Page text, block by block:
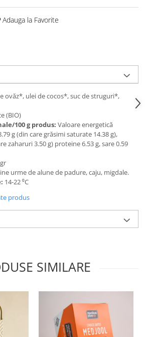
Adauga la Favorite
ovăz*, ulei de cocos*, suc de struguri*,
(BIO)
100 g produs: Valoare energetică
g (din care grăsimi saturate 14.38 g),
zaharuri 3.50 g) proteine 6.53 g, sare 0.59
urme de alune de padure, caju, migdale.
14-22 ⁰C
produs
SIMILARE